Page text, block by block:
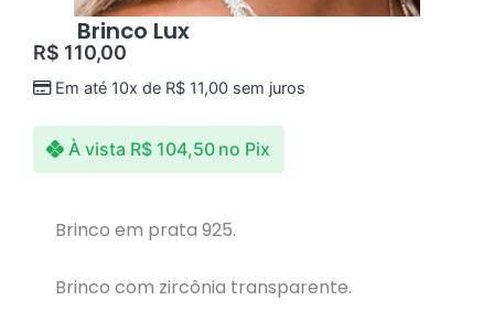
Brinco Lux
R$ 110,00
Em até 10x de R$11,00sem juros
À vista R$104,50 no Pix
Brinco em prata 925.
Brinco com zircônia transparente.